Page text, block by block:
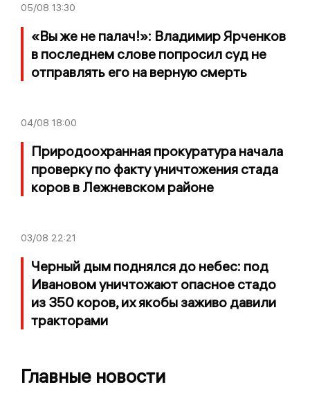
05/08 13:30
«Вы же не палач!»: Владимир Ярченков
в последнем слове попросил суд не
отправлять его на верную смерть
04/08 18:00
Природоохранная прокуратура начала
проверку по факту уничтожения стада
коров в Лежневском районе
03/08 22:21
Черный дым поднялся до небес: под
Ивановом уничтожают опасное стадо
из 350 коров, их якобы заживо давили
тракторами
Главные новости